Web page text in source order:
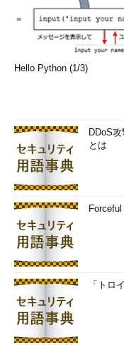
Hello Python (1/3)
DDoS
とは
「トロ